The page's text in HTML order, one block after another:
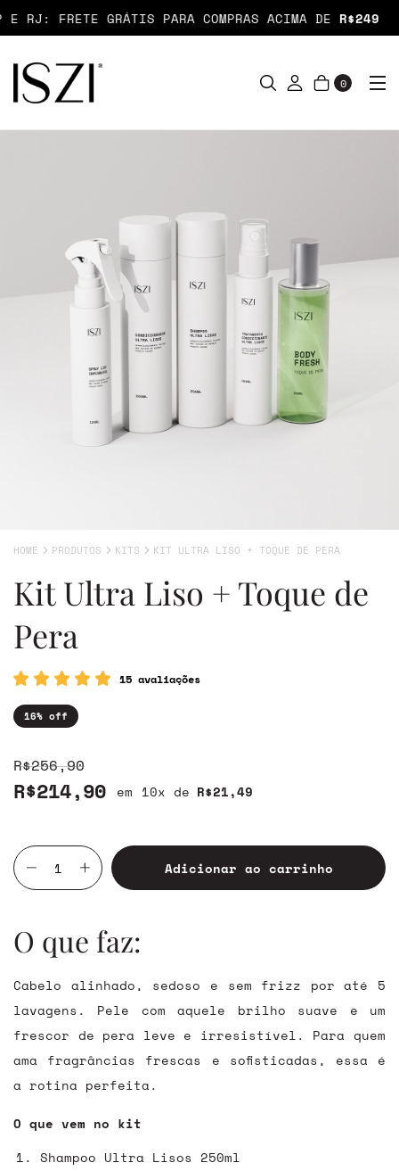
FRETE GRÁTIS PARA COMPRAS ACIMA DER$249
0
HOME PRODUTOS KITS KIT ULTRA LISO + TOQUE DE PERA
Kit Ultra Liso + Toque de
Pera
15 avaliações
16% off
R$256,90
10x de R$21,49
R$214,90
O que faz:
Cabelo alinhado, sedoso e sem frizz por até 5
lavagens. Pele com aquele brilho suave e um
frescor de pera leve e irresistível. Para quem
ama fragrâncias frescas e sofisticadas, essa é
a rotina perfeita.
O que vem no kit
Shampoo Ultra Lisos 250ml